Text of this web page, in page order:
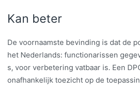
Kan beter
De voornaamste bevinding is dat de
het Nederlands: functionarissen
s, voor verbetering vatbaar is. Een
onafhankelijk toezicht op de